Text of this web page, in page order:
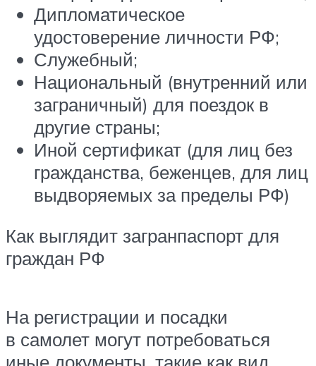
Дипломатическое
удостоверение личности РФ;
Служебный;
Национальный (внутренний или
заграничный) для поездок в
другие страны;
Иной сертификат (для лиц без
гражданства, беженцев, для лиц
выдворяемых за пределы РФ)
Как выглядит загранпаспорт для
граждан РФ
На регистрации и посадки
в самолет могут потребоваться